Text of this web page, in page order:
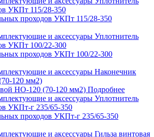
проходов УКПт 115/28-350
проходов УКПт 100/22-300
НО-120 (70-120 мм2) Подробнее
проходов УКПт-г 235/65-350